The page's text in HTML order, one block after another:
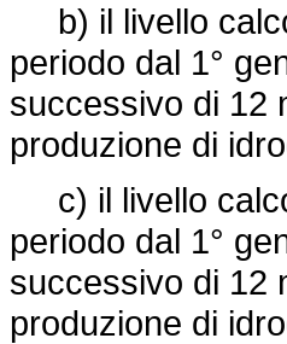
b) il livello
periodo dal 1°
successivo di 12
produzione di
c) il livello
periodo dal 1°
successivo di 12
produzione di